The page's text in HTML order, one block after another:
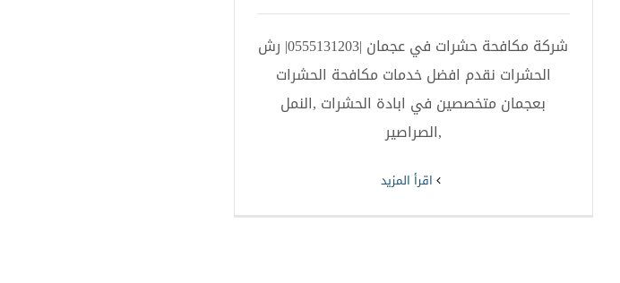
شركة مكافحة حشرات في عجمان |0555131203| رش
الحشرات نقدم افضل خدمات مكافحة الحشرات
بعجمان متخصصين في ابادة الحشرات ,النمل
,الصراصير
‫اقرأ المزيد